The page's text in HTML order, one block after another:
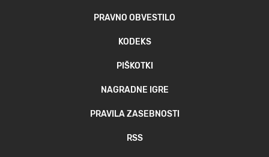
PRAVNO OBVESTILO
KODEKS
PIŠKOTKI
NAGRADNE IGRE
PRAVILA ZASEBNOSTI
RSS